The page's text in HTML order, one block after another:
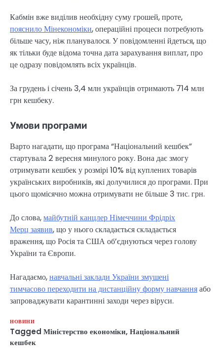
Кабмін вже виділив необхідну суму грошей, проте,
пояснило Мінекономіки, операційні процеси потребують
більше часу, ніж планувалося. У повідомленні йдеться, що
як тільки буде відома точна дата зарахування виплат, про
це одразу повідомлять всіх українців.
За грудень і січень 3,4 млн українців отримають 714 млн
грн кешбеку.
Умови програми
Варто нагадати, що програма “Національний кешбек”
стартувала 2 вересня минулого року. Вона дає змогу
отримувати кешбек у розмірі 10% від куплених товарів
українських виробників, які долучилися до програми. При
цього щомісячно можна отримувати не більше 3 тис. грн.
До слова,майбутній канцлер Німеччини Фрідріх
Мерц заявив, що у нього складається складається
враження, що Росія та США об’єднуються через голову
України та Європи.
Нагадаємо,навчальні заклади України змушені
тимчасово переходити на дистанційну форму навчанняабо
запроваджувати карантинні заходи через віруси.
НОВИНИ
Tagged Міністерство економіки, Національний
кешбек